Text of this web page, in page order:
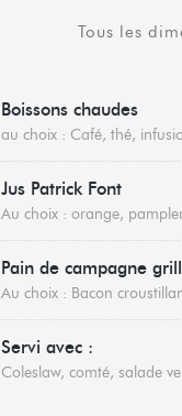
Tous les
Boissons chaudes
au choix : Café, thé,
Jus Patrick Font
Au choix : orange,
Pain de campagne
Au choix : Bacon
Servi avec :
Coleslaw, comté, salade